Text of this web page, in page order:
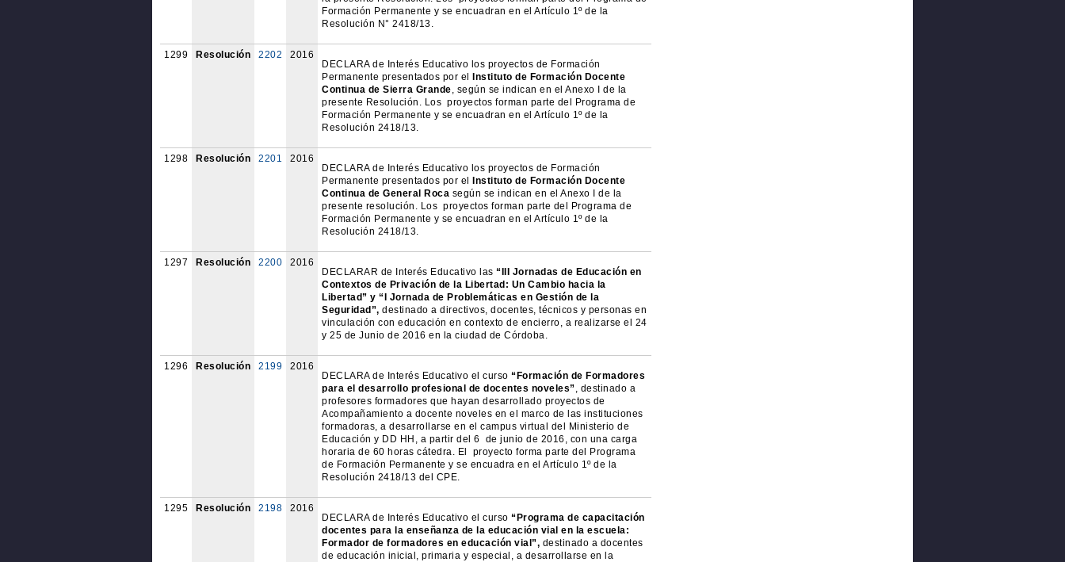
Formación Permanente y se encuadran en el Artículo 1º de la
Resolución N° 2418/13.
1299 Resolución 2202
2016
DECLARA de Interés Educativo los proyectos de Formación
Permanente presentados por el
Instituto de Formación Docente
Continua de Sierra Grande, según se indican en el Anexo I de la
presente Resolución. Los proyectos forman parte del Programa de
Formación Permanente y se encuadran en el Artículo 1º de la
Resolución 2418/13.
1298 Resolución 2201
2016
DECLARA de Interés Educativo los proyectos de Formación
Permanente presentados por el
Instituto de Formación Docente
Continua de General Roca según se indican en el Anexo I de la
presente resolución. Los proyectos forman parte del Programa de
Formación Permanente y se encuadran en el Artículo 1º de la
Resolución 2418/13.
1297 Resolución 2200
2016
DECLARAR de Interés Educativo las “III Jornadas de Educación en
Contextos de Privación de la Libertad: Un Cambio hacia la
Libertad” y “I Jornada de Problemáticas en Gestión de la
Seguridad”, destinado a directivos, docentes, técnicos y personas en
vinculación con educación en contexto de encierro, a realizarse el 24
y 25 de Junio de 2016 en la ciudad de Córdoba.
1296 Resolución 2199
2016
DECLARA de Interés Educativo el curso “Formación de Formadores
para el desarrollo profesional de docentes noveles”, destinado a
profesores formadores que hayan desarrollado proyectos de
Acompañamiento a docente noveles en el marco de las instituciones
formadoras, a desarrollarse en el campus virtual del Ministerio de
Educación y DD HH, a partir del 6 de junio de 2016, con una carga
horaria de 60 horas cátedra. El proyecto forma parte del Programa
de Formación Permanente y se encuadra en el Artículo 1º de la
Resolución 2418/13 del CPE.
1295 Resolución 2198
2016
DECLARA de Interés Educativo el curso “Programa de capacitación
docentes para la enseñanza de la educación vial en la escuela:
Formador de formadores en educación vial”, destinado a docentes
de educación inicial, primaria y especial, a desarrollarse en la